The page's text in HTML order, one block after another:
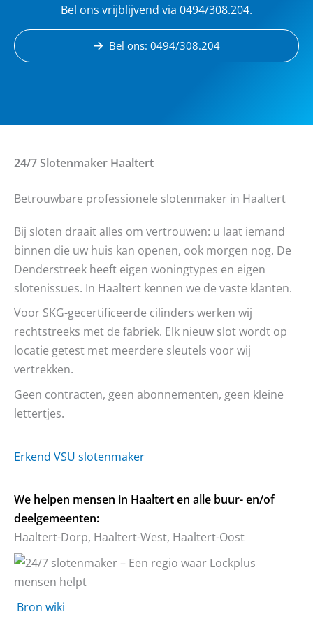
Bel ons vrijblijvend via 0494/308.204.
Bel ons: 0494/308.204
24/7 Slotenmaker Haaltert
Betrouwbare professionele slotenmaker in Haaltert
Bij sloten draait alles om vertrouwen: u laat iemand
binnen die uw huis kan openen, ook morgen nog. De
Denderstreek heeft eigen woningtypes en eigen
slotenissues. In Haaltert kennen we de vaste klanten.
Voor SKG-gecertificeerde cilinders werken wij
rechtstreeks met de fabriek. Elk nieuw slot wordt op
locatie getest met meerdere sleutels voor wij
vertrekken.
Geen contracten, geen abonnementen, geen kleine
lettertjes.
Erkend VSU slotenmaker
We helpen mensen in Haaltert en alle buur- en/of
deelgemeenten:
Haaltert-Dorp, Haaltert-West, Haaltert-Oost
Bron wiki